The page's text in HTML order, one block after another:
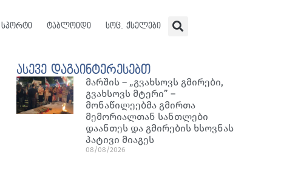
სპორტი ტაბლოიდი სოც. ქსელები
ასევე დაგაინტერესებთ
მარშის – „გვახსოვს გმირები,
გვახსოვს მტერი” –
მონაწილეებმა გმირთა
მემორიალთან სანთლები
დაანთეს და გმირების ხსოვნას
პატივი მიაგეს
08/08/2026